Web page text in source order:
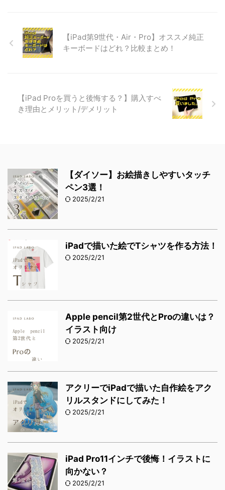
【iPad第9世代・Air・Pro】オススメ純正
キーボードはどれ？比較まとめ！
【iPad Proを買うと後悔する？】購入すべ
き理由とメリット/デメリット
【ダイソー】お絵描きしやすいタッチ
ペン3選！
2025/2/21
iPadで描いた絵でTシャツを作る方法！
2025/2/21
Apple pencil第2世代とProの違いは？
イラスト向け
2025/2/21
アクリーでiPadで描いた自作絵をアク
リルスタンドにしてみた！
2025/2/21
iPad Pro11インチで後悔！イラストに
向かない？
2025/2/21